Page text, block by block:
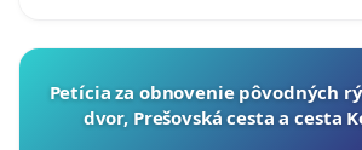
​Petícia za obnovenie pôvodných
dvor, Prešovská cesta a cesta